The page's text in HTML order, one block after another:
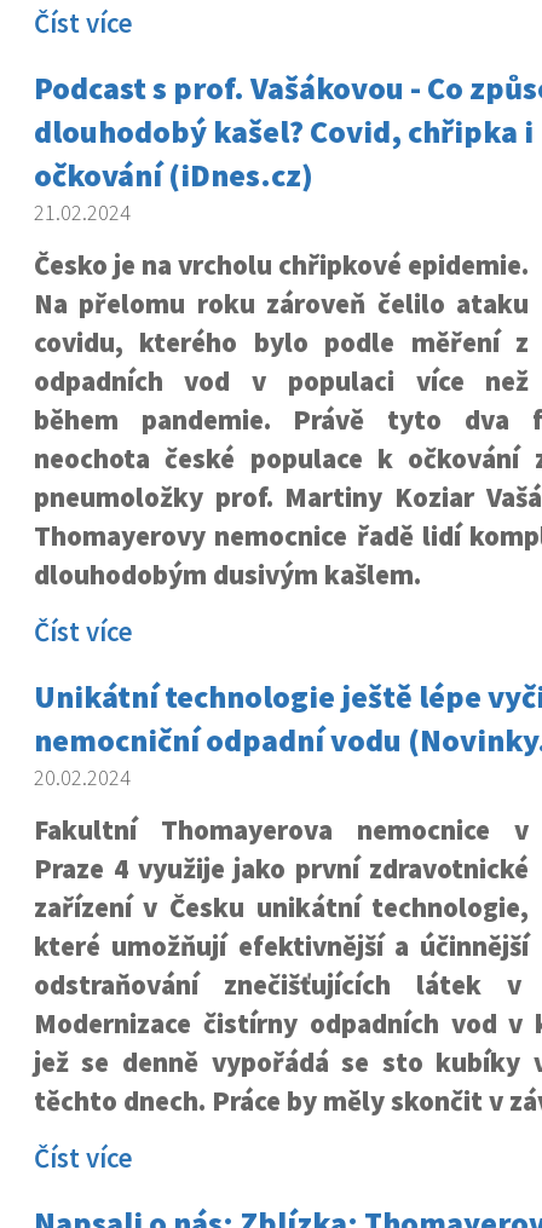
Číst více
Podcast s prof. Vašákovou - Co
dlouhodobý kašel? Covid, chřipka i
očkování (iDnes.cz)
21.02.2024
Česko je na vrcholu chřipkové epidemie.
Na přelomu roku zároveň čelilo ataku
covidu, kterého bylo podle měření z
odpadních vod v populaci více než
během pandemie. Právě tyto dva
neochota české populace k očkování
pneumoložky prof. Martiny Koziar
Thomayerovy nemocnice řadě lidí
dlouhodobým dusivým kašlem.
Číst více
Unikátní technologie ještě lépe
nemocniční odpadní vodu
20.02.2024
Fakultní Thomayerova nemocnice v
Praze 4 využije jako první zdravotnické
zařízení v Česku unikátní technologie,
které umožňují efektivnější a účinnější
odstraňování znečišťujících látek v
Modernizace čistírny odpadních vod v
jež se denně vypořádá se sto kubíky
těchto dnech. Práce by měly skončit v
Číst více